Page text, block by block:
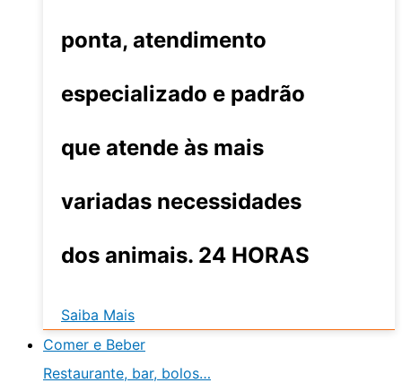
ponta, atendimento
especializado e padrão
que atende às mais
variadas necessidades
dos animais. 24 HORAS
Saiba Mais
Comer e Beber
Restaurante, bar, bolos…